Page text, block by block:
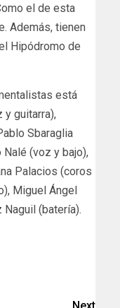
el de esta
Además, tienen
Hipódromo de
está
y guitarra),
Sbaraglia
Nalé (voz y bajo),
Palacios (coros
Miguel Ángel
(batería).
Next